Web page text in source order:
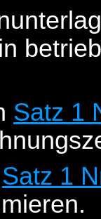
Satz 1
Satz 1